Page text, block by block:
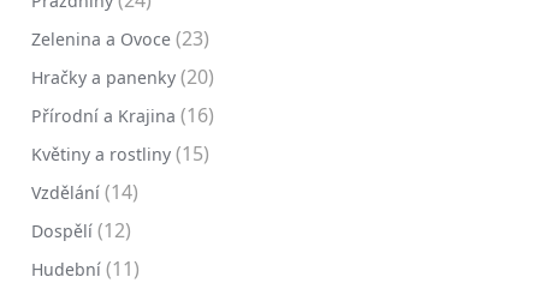
Zelenina a Ovoce (23)
Hračky a panenky (20)
Přírodní a Krajina (16)
Květiny a rostliny (15)
Vzdělání (14)
Dospělí (12)
Hudební (11)